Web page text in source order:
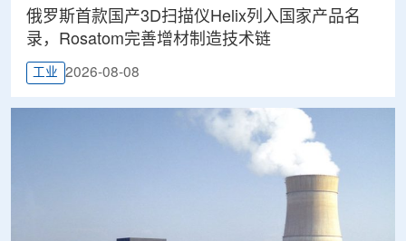
俄罗斯首款国产3D扫描仪Helix列入国家产品名
录，Rosatom完善增材制造技术链
工业 2026-08-08